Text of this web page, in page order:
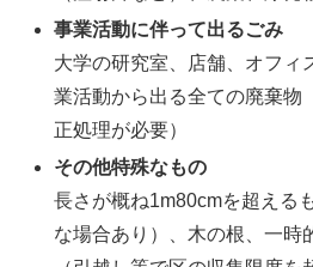
事業活動に伴って出るごみ
大学の研究室、店舗、オフィ
業活動から出る全ての廃棄物
正処理が必要）
その他特殊なもの
長さが概ね1m80cmを超える
な場合あり）、木の根、一時